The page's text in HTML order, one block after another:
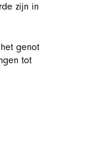
zijn in
genot
tot